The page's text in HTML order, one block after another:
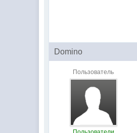
Domino
Пользователь